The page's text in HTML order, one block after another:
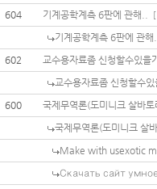
604
기계공학계측 6판에 관해..
기계공학계측 6판에 관해
602
교수용자료좀 신청할수있을
교수용자료좀 신청할수
600
국제무역론(도미니크 살바
국제무역론(도미니크 살
Make with usexotic
Скачать сайт